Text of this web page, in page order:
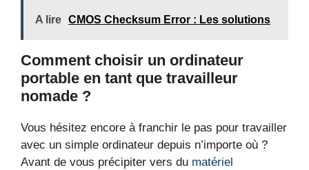
A lire CMOS Checksum Error : Les solutions
Comment choisir un ordinateur
portable en tant que travailleur
nomade ?
Vous hésitez encore à franchir le pas pour travailler
avec un simple ordinateur depuis n’importe où ?
Avant de vous précipiter vers du matériel